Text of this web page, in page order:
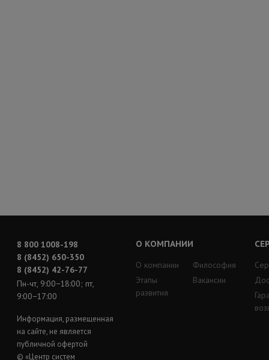
8 800 1008-198
8 (8452) 650-350
8 (8452) 42-76-77
Пн-чт, 9:00−18:00; пт,
9:00−17:00
Информация, размещенная
на сайте, не является
публичной офертой
© «Центр систем
О КОМПАНИИ
О компании
Этапы
развития
Философия
Вакансии